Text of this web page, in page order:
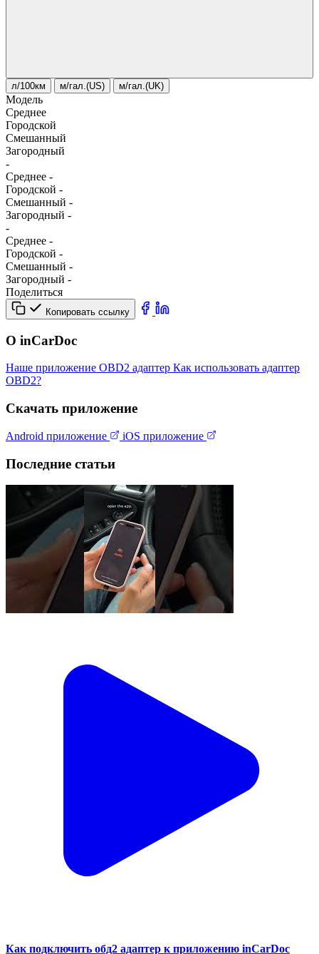
л/100км м/гал.(US) м/гал.(UK)
Модель
Среднее
Городской
Смешанный
Загородный
-
Среднее -
Городской -
Смешанный -
Загородный -
-
Среднее -
Городской -
Смешанный -
Загородный -
Поделиться
Копировать ссылку
О inCarDoc
Наше приложение OBD2 адаптер Как использовать адаптер
OBD2?
Скачать приложение
Android приложение iOS приложение
Последние статьи
Как подключить обд2 адаптер к приложению inCarDoc